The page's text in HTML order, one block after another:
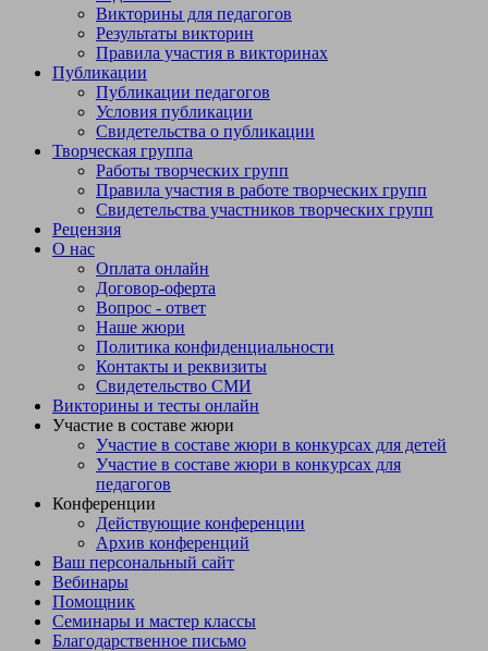
Викторины для педагогов
Результаты викторин
Правила участия в викторинах
Публикации
Публикации педагогов
Условия публикации
Свидетельства о публикации
Творческая группа
Работы творческих групп
Правила участия в работе творческих групп
Свидетельства участников творческих групп
Рецензия
О нас
Оплата онлайн
Договор-оферта
Вопрос - ответ
Наше жюри
Политика конфиденциальности
Контакты и реквизиты
Свидетельство СМИ
Викторины и тесты онлайн
Участие в составе жюри
Участие в составе жюри в конкурсах для детей
Участие в составе жюри в конкурсах для
педагогов
Конференции
Действующие конференции
Архив конференций
Ваш персональный сайт
Вебинары
Помощник
Семинары и мастер классы
Благодарственное письмо